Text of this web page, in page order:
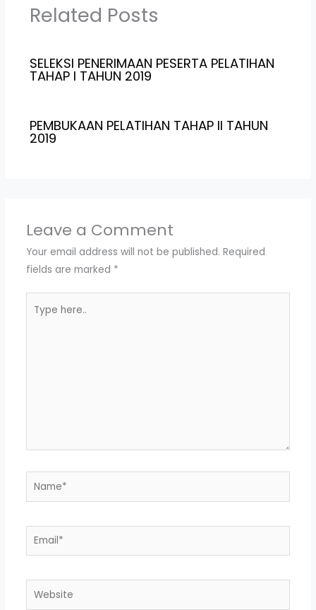
Related Posts
SELEKSI PENERIMAAN PESERTA PELATIHAN
TAHAP I TAHUN 2019
PEMBUKAAN PELATIHAN TAHAP II TAHUN
2019
Leave a Comment
Your email address will not be published. Required
fields are marked *
here..
Name*
Email*
Website